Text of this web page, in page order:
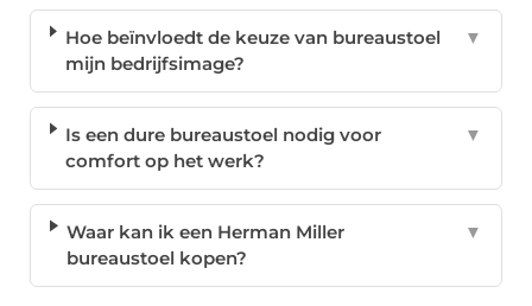
Hoe beïnvloedt de keuze van bureaustoel
mijn bedrijfsimage?
▼
Is een dure bureaustoel nodig voor
comfort op het werk?
▼
Waar kan ik een Herman Miller
bureaustoel kopen?
▼